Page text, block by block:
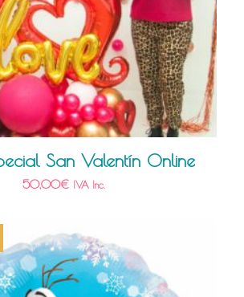
San Valentín Online
50,00€ IVA Inc.